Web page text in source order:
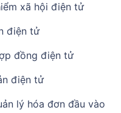
xã hội điện tử
điện tử
đồng điện tử
điện tử
lý hóa đơn đầu vào